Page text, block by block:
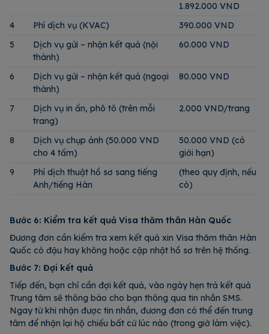
1.892.000 VND
4
Phí dịch vụ (KVAC)
390.000 VND
5
Dịch vụ gửi – nhận kết quả (nội
thành)
60.000 VND
6
Dịch vụ gửi – nhận kết quả (ngoại
thành)
80.000 VND
7
Dịch vụ in ấn, phô tô (trên mỗi
trang)
2.000 VND/trang
8
Dịch vụ chụp ảnh (50.000 VND
cho 4 tấm)
50.000 VND (có
giới hạn)
9
Phí dịch thuật hồ sơ sang tiếng
Anh/tiếng Hàn
(theo quy định, nếu
có)
Bước 6: Kiểm tra kết quả Visa thăm thân Hàn Quốc
Đương đơn cần kiểm tra xem kết quả xin Visa thăm thân Hàn
Quốc có đậu hay không hoặc cập nhật hồ sơ trên hệ thống.
Bước 7: Đợi kết quả
Tiếp đến, bạn chỉ cần đợi kết quả, vào ngày hẹn trả kết quả
Trung tâm sẽ thông báo cho bạn thông qua tin nhắn SMS.
Ngay từ khi nhận được tin nhắn, đương đơn có thể đến trung
tâm để nhận lại hộ chiếu bất cứ lúc nào (trong giờ làm việc).